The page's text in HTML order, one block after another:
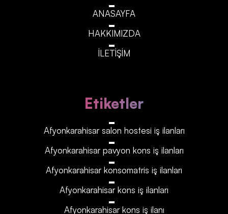
ANASAYFA
HAKKIMIZDA
İLETİŞİM
Etiketler
Afyonkarahisar‎‎‎‎ salon hostesi iş ilanları
Afyonkarahisar‎‎‎‎ pavyon kons iş ilanları
Afyonkarahisar‎‎‎‎ konsomatris iş ilanları
Afyonkarahisar‎‎‎‎ kons iş ilanları
Afyonkarahisar‎‎‎‎ kons iş ilanı